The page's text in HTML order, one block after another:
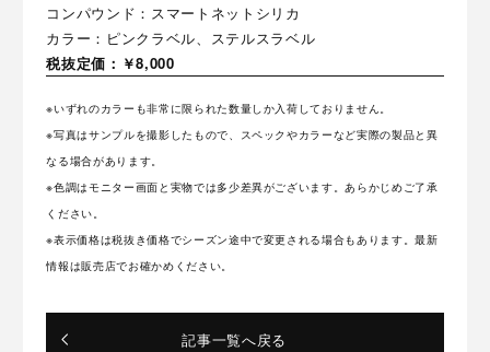
コンパウンド：スマートネットシリカ
カラー：ピンクラベル、ステルスラベル
税抜定価：￥8,000
※いずれのカラーも非常に限られた数量しか入荷しておりません。
※写真はサンプルを撮影したもので、スペックやカラーなど実際の製品と異
なる場合があります。
※色調はモニター画面と実物では多少差異がございます。あらかじめご了承
ください。
※表示価格は税抜き価格でシーズン途中で変更される場合もあります。最新
情報は販売店でお確かめください。
記事一覧へ戻る